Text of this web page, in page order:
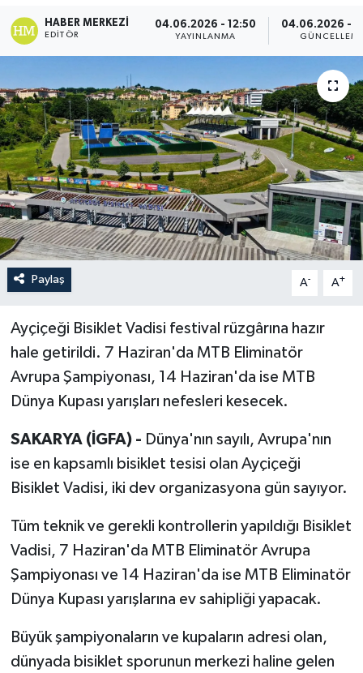
HABER MERKEZI
EDITÖR
04.06.2026 - 12:50
YAYINLANMA
04.06.2026 -
Paylaş A- A+
Ayçiçeği Bisiklet Vadisi festival rüzgârına hazır
hale getirildi. 7 Haziran'da MTB Eliminatör
Avrupa Şampiyonası, 14 Haziran'da ise MTB
Dünya Kupası yarışları nefesleri kesecek.
SAKARYA (İGFA) - Dünya'nın sayılı, Avrupa'nın
ise en kapsamlı bisiklet tesisi olan Ayçiçeği
Bisiklet Vadisi, iki dev organizasyona gün sayıyor.
Tüm teknik ve gerekli kontrollerin yapıldığı Bisiklet
Vadisi, 7 Haziran'da MTB Eliminatör Avrupa
Şampiyonası ve 14 Haziran'da ise MTB Eliminatör
Dünya Kupası yarışlarına ev sahipliği yapacak.
Büyük şampiyonaların ve kupaların adresi olan,
dünyada bisiklet sporunun merkezi haline gelen